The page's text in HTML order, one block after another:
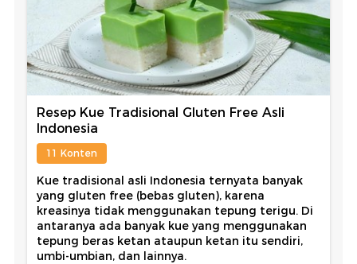
Resep Kue Tradisional Gluten Free Asli
Indonesia
11 Konten
Kue tradisional asli Indonesia ternyata banyak
yang gluten free (bebas gluten), karena
kreasinya tidak menggunakan tepung terigu. Di
antaranya ada banyak kue yang menggunakan
tepung beras ketan ataupun ketan itu sendiri,
umbi-umbian, dan lainnya.